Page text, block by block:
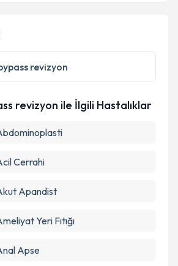
revizyon
revizyon ile İlgili Hastalıklar
Cerrahi
Apandist
Yeri Fıtığı
Apse